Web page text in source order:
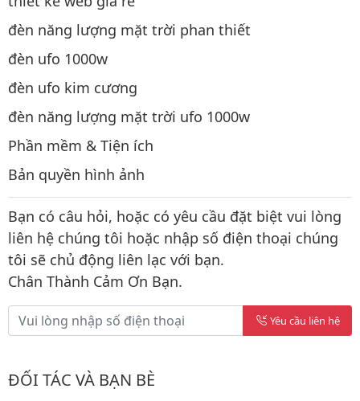
đèn năng lượng mặt trời phan thiết
đèn ufo 1000w
đèn ufo kim cương
đèn năng lượng mặt trời ufo 1000w
Phần mềm & Tiện ích
Bản quyền hình ảnh
Bạn có câu hỏi, hoặc có yêu cầu đặt biệt vui lòng
liên hệ chúng tôi hoặc nhập số điện thoại chúng
tôi sẽ chủ động liên lạc với bạn.
Chân Thành Cảm Ơn Bạn.
Yêu cầu liên hệ
ĐỐI TÁC VÀ BẠN BÈ